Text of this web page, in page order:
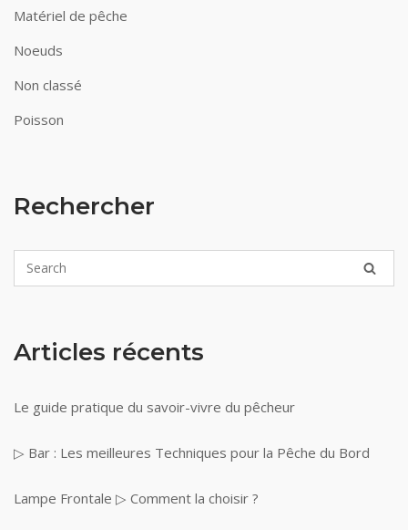
Matériel de pêche
Noeuds
Non classé
Poisson
Rechercher
Articles récents
Le guide pratique du savoir-vivre du pêcheur
▷ Bar : Les meilleures Techniques pour la Pêche du Bord
Lampe Frontale ▷ Comment la choisir ?